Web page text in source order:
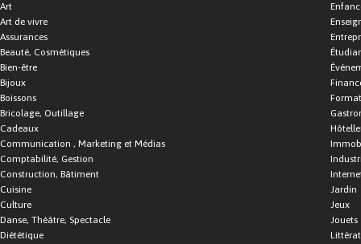
Art
Art de vivre
Assurances
Beauté, Cosmétiques
Bien-être
Bijoux
Boissons
Bricolage, Outillage
Cadeaux
Communication , Marketing et Médias
Comptabilité, Gestion
Construction, Bâtiment
Cuisine
Culture
Danse, Théâtre, Spectacle
Diététique
Jardin
Jeux
Jouets